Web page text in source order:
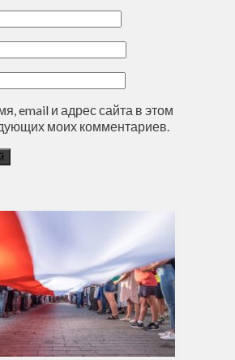
email и адрес сайта в этом
моих комментариев.